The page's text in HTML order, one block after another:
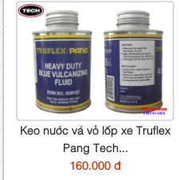
Keo nước vá vỏ lốp xe Truflex
Pang Tech...
160.000 đ